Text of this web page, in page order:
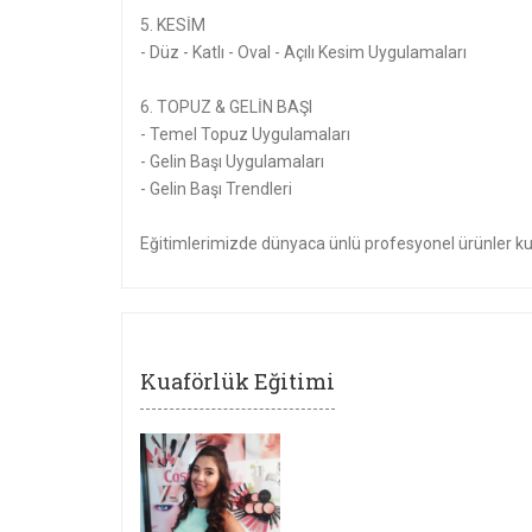
5. KESİM
- Düz - Katlı - Oval - Açılı Kesim Uygulamaları
6. TOPUZ & GELİN BAŞI
- Temel Topuz Uygulamaları
- Gelin Başı Uygulamaları
- Gelin Başı Trendleri
Eğitimlerimizde dünyaca ünlü profesyonel ürünler
Kuaförlük Eğitimi